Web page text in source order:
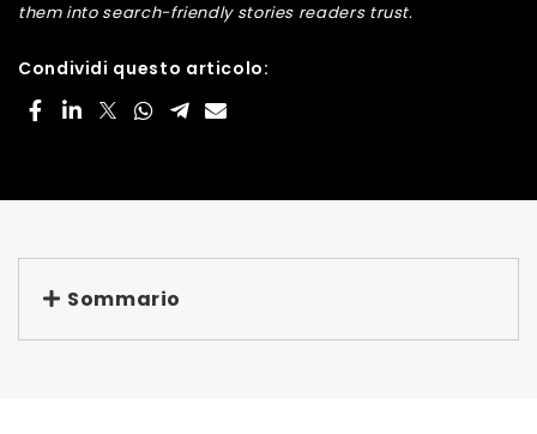
them into search-friendly stories readers trust.
Condividi questo articolo:
Sommario